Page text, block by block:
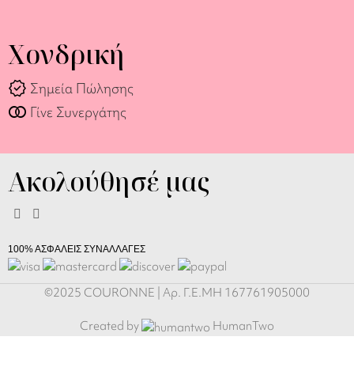
Χονδρική
verified Σημεία Πώλησης
join_full Γίνε Συνεργάτης
Ακολούθησέ μας
100% ΑΣΦΑΛΕΙΣ ΣΥΝΑΛΛΑΓΕΣ
©2025 COURONNE | Αρ. Γ.Ε.ΜΗ 167761905000
Created by HumanTwo
Αλυσίδα
Γυαλιών &